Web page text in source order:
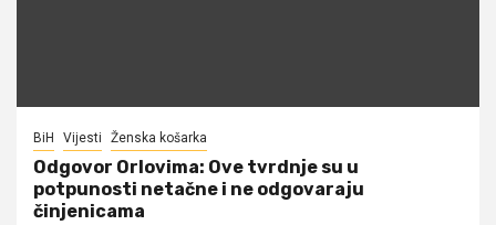
BiH Vijesti Ženska košarka
Odgovor Orlovima: ​Ove tvrdnje su u
potpunosti netačne i ne odgovaraju
činjenicama